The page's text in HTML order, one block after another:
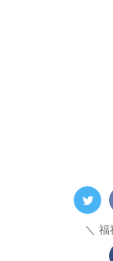
福